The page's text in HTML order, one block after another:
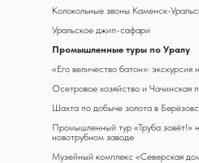
Колокольные звоны Каменск-
Уральское джип-сафари
Промышленные туры по Уралу
«Его величество батон»:
Осетровое хозяйство и Чачинская
Шахта по добыче золота в
Промышленный тур «Труба зовёт!»
новотрубном заводе
Музейный комплекс «Северская